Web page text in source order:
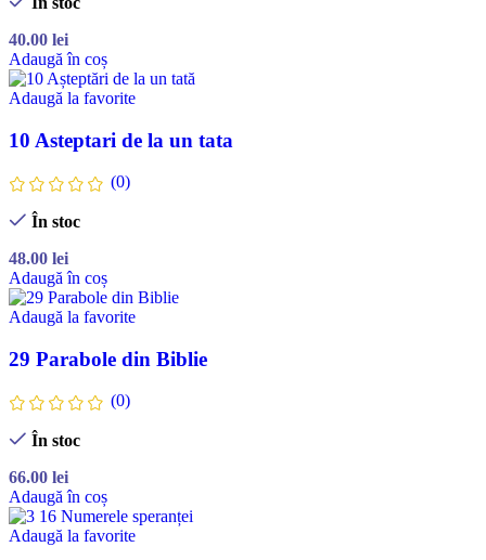
40.00 lei
Adaugă în coș
Adaugă la favorite
10 Asteptari de la un tata
(0)
În stoc
48.00 lei
Adaugă în coș
Adaugă la favorite
29 Parabole din Biblie
(0)
În stoc
66.00 lei
Adaugă în coș
Adaugă la favorite